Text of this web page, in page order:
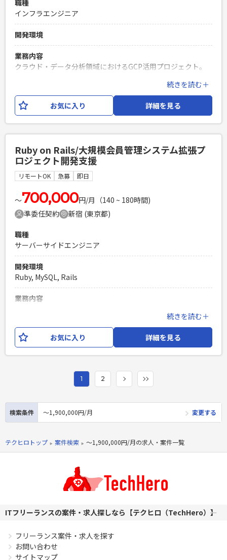
テクヒロトップ 案件検索 〜1,900,000円/月の求人・案件一覧
語/FW：TypeScript (Node.js 22), Next.js, React フロント
UI：shadcn/ui データベース/ORM：Aurora PostgreSQL
Serverless v2, Prisma Client インフラ/認証：AWS (Lambda,
Step Functions, EventBridge, Glue, S3), Amazon Cognito
(JWT) IaC/データ管理：AWS CDK (TypeScript) テスト：
Vitest (vi.mock) CI/CD：GitHub Actions その他：React PDF
・大規模またはモダンなWebアプリケーション開発における
ソースコードレビュー、技術選定、アーキテクチャ設計の経験
・TypeScriptを用いた実務開発経験 ・Next.js (App Router)
/Reactを用いたフロントエンドの開発・設計経験 ・AWSサー
バーレス環境でのバックエンド開発経験 ・API Gateway /
Lambda、およびEventBridge / Step Functionsを用いたイ
ベント駆動・非同期処理の実装経験 ・AWS CDK (TypeScript)
を用いたIaC（Infrastructure as Code）の実務経験 ・Vitest /
Jest 等を用いたテストコードの適切な設計・モック戦略の理
PHPを用いたWebサービスの開発経験4年以上
Laravelを用いた開発経験1年以上
職種
インフラエンジニア
開発環境
業務内容
クラウド・データ分析領域におけるGCP活用プロジェクト。
プリセールス支援 ・顧客要件のヒアリング、提案内容の整理
・受注後の要件定義、基本設計、構築支援 ・Looker、
Looker Studio、BigQueryを活用したデータ分析基盤支援
Looker、Looker Studio、BigQueryいずれかの実務経験 ・プ
リセールスまたは顧客折衝を伴う提案支援経験 ・要件定義か
ら参画したプロジェクト経験
Laravelを用いた開発経験1年以上
エンジニア複数人のチームでの開発経験
続きを読む＋
お気に入り 詳細を見る
Ruby on Rails/大規模会員管理システム拡張プ
ロジェクト開発支援
リモートOK 急募 即日
〜700,000円/月（140 ~ 180時間)
準委任契約
新宿 (東京都)
職種
サーバーサイドエンジニア
開発環境
Ruby, MySQL, Rails
業務内容
おける「物販」「コンテンツ配信」「リアルイベント連動」
「アンケート配信」といったプロダクトをゼロから開発し、
団体活動を一元的に支えるプラットフォームを構築します。
盤プラットフォームとして設計・開発します。 【開発環境】
言語/FW：Ruby on Rails,JavaScript DB：MySQL ツール：
AWS(EC2,S3,RDS,ECS,CloudWatch),GitHub
Actions,Terraform 【チーム体制】 ・PM1名、ディレクター2
・Web開発経験3年以上 ・Ruby on Railsの開発経験3年以上
・詳細設計経験フェーズ以降のご経験 ・既存システムのコー
ドを読み解き、改修・改善が行える方
Laravelを用いた開発経験1年以上
続きを読む＋
お気に入り 詳細を見る
1 2
検索条件 〜1,900,000円/月 変更する
ITフリーランスの案件・求人探しなら【テクヒロ（TechHero）】
フリーランス案件・求人を探す
お問い合わせ
サイトマップ